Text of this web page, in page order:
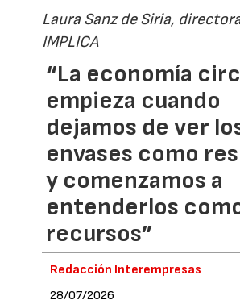
Laura Sanz de Siria,
IMPLICA
“La economía
empieza cuando
dejamos de ver
envases como
y comenzamos a
entenderlos
recursos”
Redacción Interempresas
28/07/2026